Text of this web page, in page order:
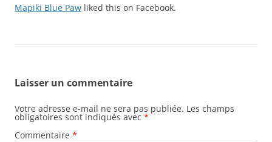
Mapiki Blue Paw liked this on Facebook.
Laisser un commentaire
Votre adresse e-mail ne sera pas publiée. Les champs
obligatoires sont indiqués avec *
Commentaire *